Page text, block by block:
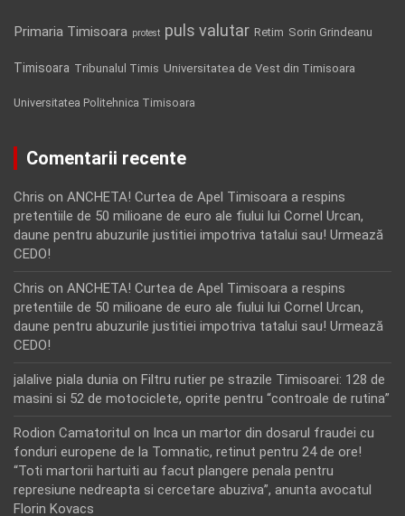
Primaria Timisoara protest puls valutar Retim Sorin Grindeanu
Timisoara Tribunalul Timis Universitatea de Vest din Timisoara
Universitatea Politehnica Timisoara
Comentarii recente
Chris on ANCHETA! Curtea de Apel Timisoara a respins
pretentiile de 50 milioane de euro ale fiului lui Cornel Urcan,
daune pentru abuzurile justitiei impotriva tatalui sau! Urmează
CEDO!
Chris on ANCHETA! Curtea de Apel Timisoara a respins
pretentiile de 50 milioane de euro ale fiului lui Cornel Urcan,
daune pentru abuzurile justitiei impotriva tatalui sau! Urmează
CEDO!
jalalive piala dunia on Filtru rutier pe strazile Timisoarei: 128 de
masini si 52 de motociclete, oprite pentru “controale de rutina”
Rodion Camatoritul on Inca un martor din dosarul fraudei cu
fonduri europene de la Tomnatic, retinut pentru 24 de ore!
“Toti martorii hartuiti au facut plangere penala pentru
represiune nedreapta si cercetare abuziva”, anunta avocatul
Florin Kovacs